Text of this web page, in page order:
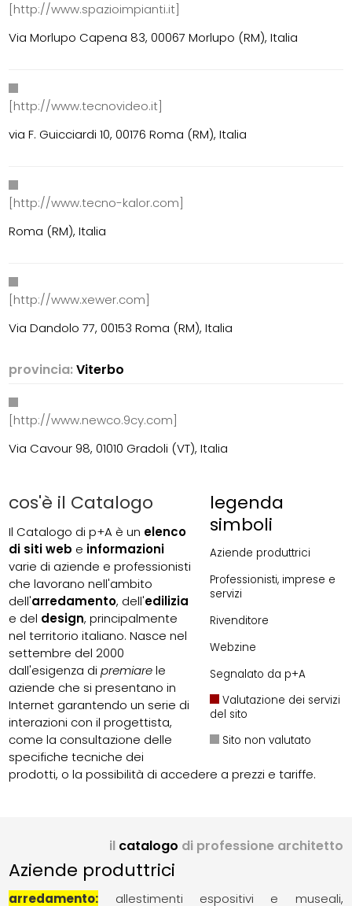
[http://www.spazioimpianti.it]
Via Morlupo Capena 83, 00067 Morlupo (RM), Italia
[http://www.tecnovideo.it]
via F. Guicciardi 10, 00176 Roma (RM), Italia
[http://www.tecno-kalor.com]
Roma (RM), Italia
[http://www.xewer.com]
Via Dandolo 77, 00153 Roma (RM), Italia
provincia:Viterbo
[http://www.newco.9cy.com]
Via Cavour 98, 01010 Gradoli (VT), Italia
legenda
simboli
Aziende produttrici
Professionisti, imprese e
servizi
Rivenditore
Webzine
Segnalato da p+A
Valutazione dei servizi
del sito
Sito non valutato
cos'è il Catalogo
Il Catalogo di p+A è un elenco
di siti web e informazioni
varie di aziende e professionisti
che lavorano nell'ambito
dell'arredamento, dell'edilizia
e del design, principalmente
nel territorio italiano. Nasce nel
settembre del 2000
dall'esigenza dipremiarele
aziende che si presentano in
Internet garantendo un serie di
interazioni con il progettista,
come la consultazione delle
specifiche tecniche dei
prodotti, o la possibilità di accedere a prezzi e tariffe.
il catalogo di professione architetto
Aziende produttrici
arredamento
allestimenti espositivi e museali